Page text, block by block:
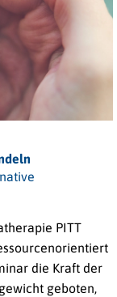
PITT
die Kraft der
geboten,